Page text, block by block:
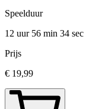
Speelduur
12 uur 56 min 34 sec
Prijs
€ 19,99